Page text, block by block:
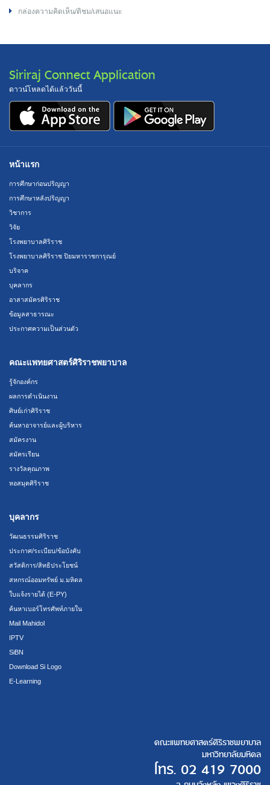
กล่องความคิดเห็น/ติชม/เสนอแนะ
Siriraj Connect Application
ดาวน์โหลดได้แล้ววันนี้
หน้าแรก
การศึกษาก่อนปริญญา
การศึกษาหลังปริญญา
วิชาการ
วิจัย
โรงพยาบาลศิริราช
โรงพยาบาลศิริราช ปิยมหาราชการุณย์
บริจาค
บุคลากร
อาสาสมัครศิริราช
ข้อมูลสาธารณะ
ประกาศความเป็นส่วนตัว
คณะแพทยศาสตร์ศิริราชพยาบาล
รู้จักองค์กร
ผลการดำเนินงาน
ศิษย์เก่าศิริราช
ค้นหาอาจารย์และผู้บริหาร
สมัครงาน
สมัครเรียน
รางวัลคุณภาพ
หอสมุดศิริราช
บุคลากร
วัฒนธรรมศิริราช
ประกาศ/ระเบียบ/ข้อบังคับ
สวัสดิการ/สิทธิประโยชน์
สหกรณ์ออมทรัพย์ ม.มหิดล
ใบแจ้งรายได้ (E-PY)
ค้นหาเบอร์โทรศัพท์ภายใน
Mail Mahidol
IPTV
SiBN
Download Si Logo
E-Learning
คณะแพทยศาสตร์ศิริราชพยาบาล
มหาวิทยาลัยมหิดล
โทร. 02 419 7000